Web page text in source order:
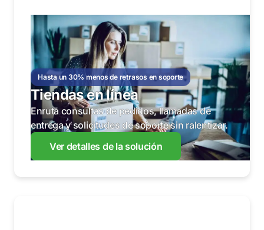
Hasta un 30% menos de retrasos en soporte
Tiendas en línea
Enruta consultas de pedidos, llamadas de
entrega y solicitudes de soporte sin ralentizar.
Ver detalles de la solución